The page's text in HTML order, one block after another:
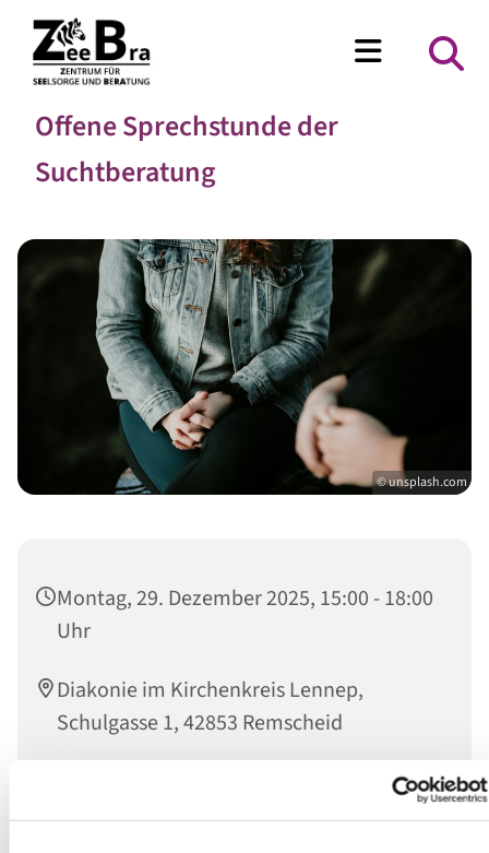
Offene Sprechstunde der
Suchtberatung
© unsplash.com
Montag, 29. Dezember 2025, 15:00 - 18:00
Uhr
Diakonie im Kirchenkreis Lennep,
Schulgasse 1, 42853 Remscheid